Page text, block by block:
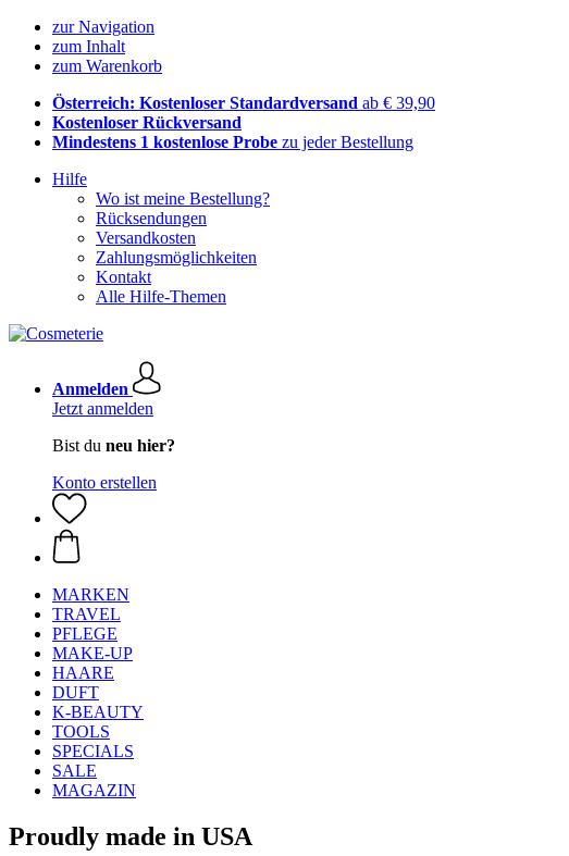
zur Navigation
zum Inhalt
zum Warenkorb
Österreich: Kostenloser Standardversand ab € 39,90
Kostenloser Rückversand
Mindestens 1 kostenlose Probe zu jeder Bestellung
Hilfe
Wo ist meine Bestellung?
Rücksendungen
Versandkosten
Zahlungsmöglichkeiten
Kontakt
Alle Hilfe-Themen
Anmelden
Jetzt anmelden
Bist du neu hier?
Konto erstellen
MARKEN
TRAVEL
PFLEGE
MAKE-UP
HAARE
DUFT
K-BEAUTY
TOOLS
SPECIALS
SALE
MAGAZIN
Proudly made in USA